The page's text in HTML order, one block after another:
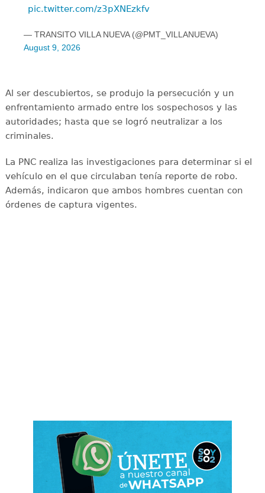
pic.twitter.com/z3pXNEzkfv
— TRANSITO VILLA NUEVA (@PMT_VILLANUEVA)
August 9, 2026
Al ser descubiertos, se produjo la persecución y un
enfrentamiento armado entre los sospechosos y las
autoridades; hasta que se logró neutralizar a los
criminales.
La PNC realiza las investigaciones para determinar si el
vehículo en el que circulaban tenía reporte de robo.
Además, indicaron que ambos hombres cuentan con
órdenes de captura vigentes.